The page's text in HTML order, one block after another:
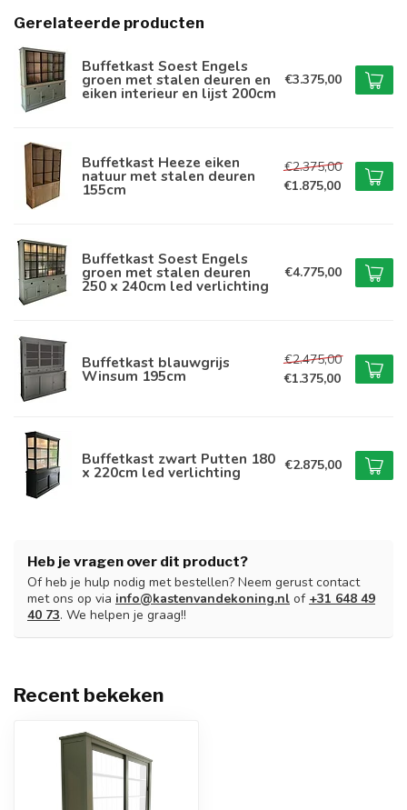
Gerelateerde producten
Buffetkast Soest Engels
groen met stalen deuren en
eiken interieur en lijst 200cm
€3.375,00
Buffetkast Heeze eiken
natuur met stalen deuren
155cm
€2.375,00
€1.875,00
Buffetkast Soest Engels
groen met stalen deuren
250 x 240cm led verlichting
€4.775,00
Buffetkast blauwgrijs
Winsum 195cm
€2.475,00
€1.375,00
Buffetkast zwart Putten 180
x 220cm led verlichting €2.875,00
Heb je vragen over dit product?
Of heb je hulp nodig met bestellen? Neem gerust contact
met ons op via info@kastenvandekoning.nl of +31 648 49
40 73. We helpen je graag!!
Recent bekeken